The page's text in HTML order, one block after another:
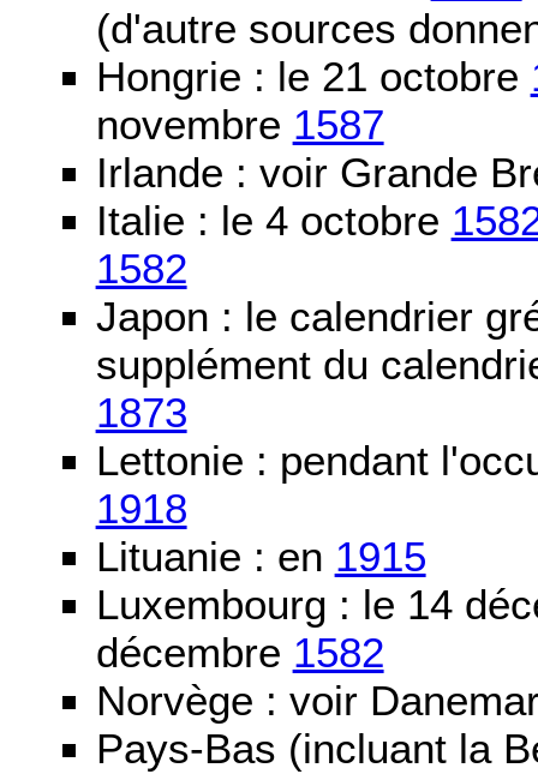
(d'autre sources
Hongrie : le 21 octobre
novembre 1587
Irlande : voir Grande
Italie : le 4 octobre
1582
Japon : le calendrier
supplément du
1873
Lettonie : pendant
1918
Lituanie : en 1915
Luxembourg : le 14
décembre 1582
Norvège : voir
Pays-Bas (incluant la